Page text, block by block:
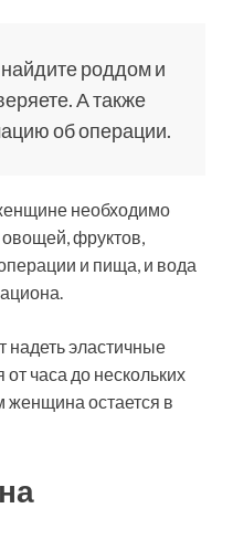
роддом и
А также
об операции.
необходимо
фруктов,
и пища, и вода
надеть эластичные
часа до нескольких
женщина остается в